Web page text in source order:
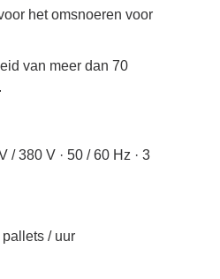
het omsnoeren voor
van meer dan 70
/ 380 V · 50 / 60 Hz · 3
/ uur